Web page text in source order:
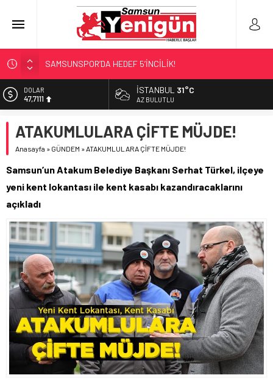
SAMSUNSPOR’DA HEDEF 5’İNCİLİK!
‘BAFRA’YA YATIRIM YAPIN!’
İŞTE FINDIK FİYATI!
GERİ SAYIM BAŞLADI
DOLAR
47,7111
55,1881
ALTIN
13.779,39
İSTANBUL 31°C
AZ BULUTLU
ATAKUMLULARA ÇİFTE MÜJDE!
Anasayfa » GÜNDEM »ATAKUMLULARA ÇİFTE MÜJDE!
Samsun’un Atakum Belediye Başkanı Serhat Türkel, ilçeye
yeni kent lokantası ile kent kasabı kazandıracaklarını
açıkladı